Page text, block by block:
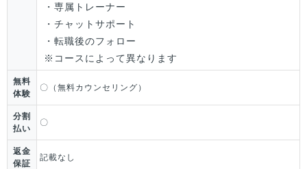
・専属トレーナー
・チャットサポート
・転職後のフォロー
※コースによって異なります
無料
体験
〇（無料カウンセリング）
分割
払い
〇
返金
保証
記載なし